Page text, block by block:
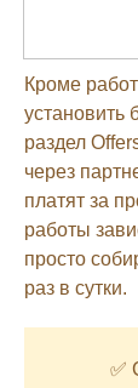
Кроме
установить
раздел
через
платят за
работы
просто
раз в сутки.
✅